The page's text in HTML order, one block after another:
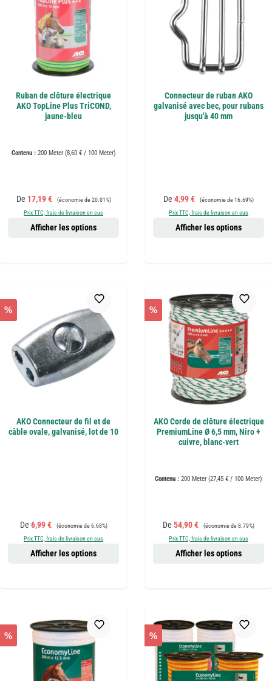
Ruban de clôture électrique
AKO TopLine Plus TriCOND,
jaune-bleu
Contenu : 200 Meter (8,60 € / 100 Meter)
Prix de vente :
De 17,19 € Prix régulier :
(économie de 20.01%)
Prix TTC, frais de livraison en sus
Afficher les options
Connecteur de ruban AKO
galvanisé avec bec, pour rubans
jusqu'à 40 mm
Prix de vente :
De 4,99 € Prix régulier :
(économie de 16.69%)
Prix TTC, frais de livraison en sus
Afficher les options
%
AKO Connecteur de fil et de
câble ovale, galvanisé, lot de 10
Prix de vente :
De 6,99 € Prix régulier :
(économie de 6.68%)
Prix TTC, frais de livraison en sus
Afficher les options
%
AKO Corde de clôture électrique
PremiumLine Ø 6,5 mm, Niro +
cuivre, blanc-vert
Contenu : 200 Meter (27,45 € / 100 Meter)
Prix de vente :
De 54,90 € Prix régulier :
(économie de 8.79%)
Prix TTC, frais de livraison en sus
Afficher les options
% %